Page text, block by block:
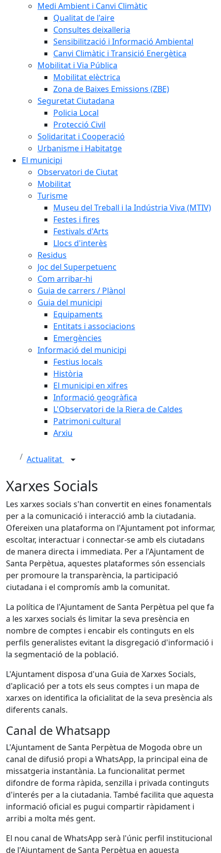
Medi Ambient i Canvi Climàtic
Qualitat de l'aire
Consultes deixalleria
Sensibilització i Informació Ambiental
Canvi Climàtic i Transició Energètica
Mobilitat i Via Pública
Mobilitat elèctrica
Zona de Baixes Emissions (ZBE)
Seguretat Ciutadana
Policia Local
Protecció Civil
Solidaritat i Cooperació
Urbanisme i Habitatge
El municipi
Observatori de Ciutat
Mobilitat
Turisme
Museu del Treball i la Indústria Viva (MTIV)
Festes i fires
Festivals d'Arts
Llocs d'interès
Residus
Joc del Superpetuenc
Com arribar-hi
Guia de carrers / Plànol
Guia del municipi
Equipaments
Entitats i associacions
Emergències
Informació del municipi
Festius locals
Història
El municipi en xifres
Informació geogràfica
L'Observatori de la Riera de Caldes
Patrimoni cultural
Arxiu
Actualitat
Xarxes Socials
Les xarxes socials s'han convertit en eines fonamentals
per a la comunicació i interacció amb la ciutadania.
Ofereixen una plataforma on l'Ajuntament pot informar,
escoltar, interactuar i connectar-se amb els ciutadans
de manera directa i immediata. Per a l'Ajuntament de
Santa Perpètua, aquestes plataformes són essencials
per promoure la transparència, la participació
ciutadana i el compromís amb la comunitat.
La política de l'Ajuntament de Santa Perpètua pel que fa
a les xarxes socials és limitar la seva presència en
nombre de comptes i encabir els continguts en els
perfils generalistes evitant la disgregació d'informació i
la segmentació de la població.
L'Ajuntament disposa d'una Guia de Xarxes Socials,
d'aplicació per a tots els seus comptes i un mapa de
xarxes on identifica la oficialitat de la seva presència als
diferents canals.
Canal de Whatsapp
L'Ajuntament de Santa Perpètua de Mogoda obre un
canal de difusió propi a WhatsApp, la principal eina de
missatgeria instantània. La funcionalitat permet
difondre de forma ràpida, senzilla i privada continguts
d'interés per a la ciutadania. També facilita que aquesta
informació oficial es pugui compartir ràpidament i
arribi a molta més gent.
El nou canal de WhatsApp serà l'únic perfil institucional
de l'Ajuntament de Santa Perpètua en aquesta